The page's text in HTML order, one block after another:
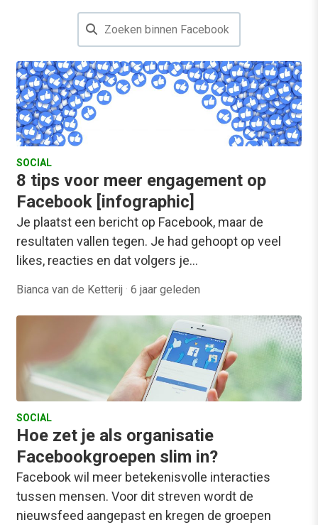
SOCIAL
8 tips voor meer engagement op
Facebook [infographic]
Je plaatst een bericht op Facebook, maar de
resultaten vallen tegen. Je had gehoopt op veel
likes, reacties en dat volgers je…
Bianca van de Ketterij · 6 jaar geleden
SOCIAL
Hoe zet je als organisatie
Facebookgroepen slim in?
Facebook wil meer betekenisvolle interacties
tussen mensen. Voor dit streven wordt de
nieuwsfeed aangepast en kregen de groepen